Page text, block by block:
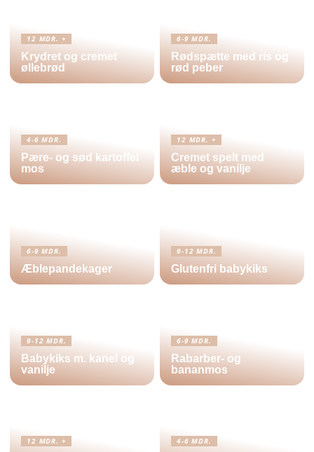
12 MDR. +
Krydret og cremet
øllebrød
6-9 MDR.
Rødspætte med ris og
rød peber
4-6 MDR.
Pære- og sød kartoffel
mos
12 MDR. +
Cremet spelt med
æble og vanilje
6-9 MDR.
Æblepandekager
9-12 MDR.
Glutenfri babykiks
9-12 MDR.
Babykiks m. kanel og
vanilje
6-9 MDR.
Rabarber- og
bananmos
12 MDR. + 4-6 MDR.